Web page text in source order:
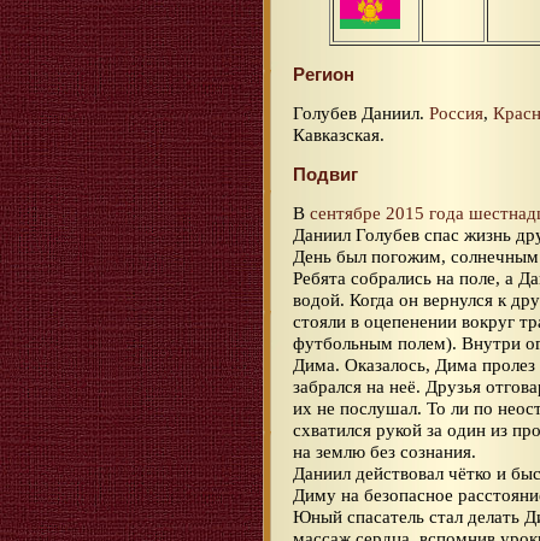
Регион
Голубев Даниил. Россия,
Кавказская.
Подвиг
В сентябре 2015 года
Даниил Голубев спас жизнь
День был погожим,
Ребята собрались на поле, а
водой. Когда он вернулся к
стояли в оцепенении вокруг
футбольным полем). Внутри
Дима. Оказалось, Дима
забрался на неё. Друзья
их не послушал. То ли по
схватился рукой за один из
на землю без сознания.
Даниил действовал чётко и
Диму на безопасное
Юный спасатель стал делать